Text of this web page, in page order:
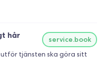
hår
service.book
tjänsten ska göra sitt